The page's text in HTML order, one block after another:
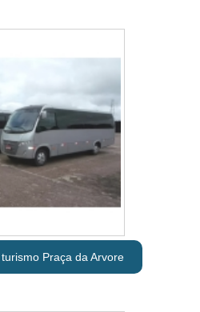
Praça da Arvore